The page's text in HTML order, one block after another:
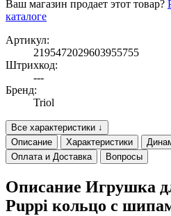
Ваш магазин продает этот товар?
каталоге
Артикул:
2195472029603955755
Штрихкод:
---
Бренд:
Triol
Все характеристики ↓
Описание
Характеристики
Оплата и Доставка
Вопросы
Описание Игрушка
Puppi кольцо с